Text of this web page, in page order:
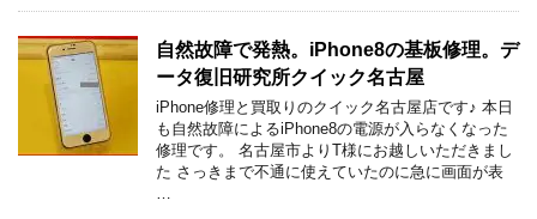
自然故障で発熱。iPhone8の基板修理。デ
ータ復旧研究所クイック名古屋
iPhone修理と買取りのクイック名古屋店です♪ 本日
も自然故障によるiPhone8の電源が入らなくなった
修理です。 名古屋市よりT様にお越しいただきまし
た さっきまで不通に使えていたのに急に画面が表